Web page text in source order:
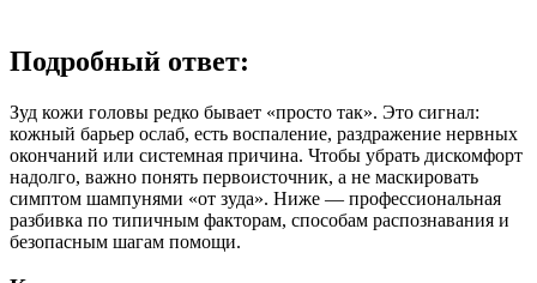
Подробный ответ:
Зуд кожи головы редко бывает «просто так». Это сигнал:
кожный барьер ослаб, есть воспаление, раздражение нервных
окончаний или системная причина. Чтобы убрать дискомфорт
надолго, важно понять первоисточник, а не маскировать
симптом шампунями «от зуда». Ниже — профессиональная
разбивка по типичным факторам, способам распознавания и
безопасным шагам помощи.